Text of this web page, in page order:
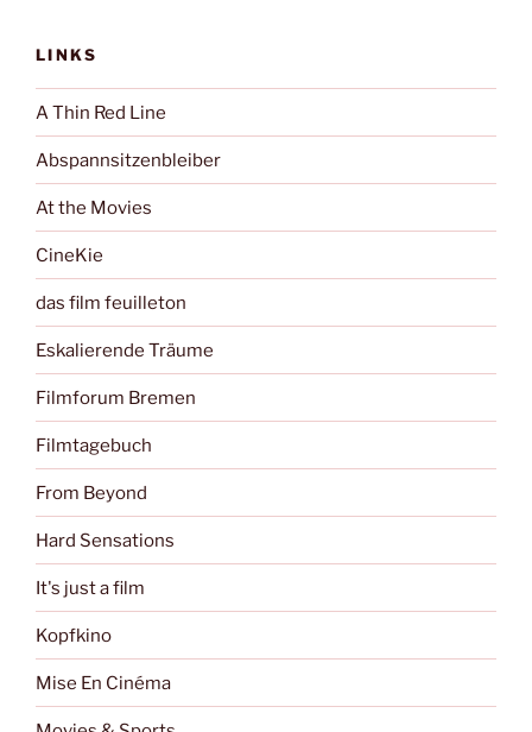
LINKS
A Thin Red Line
Abspannsitzenbleiber
At the Movies
CineKie
das film feuilleton
Eskalierende Träume
Filmforum Bremen
Filmtagebuch
From Beyond
Hard Sensations
It's just a film
Kopfkino
Mise En Cinéma